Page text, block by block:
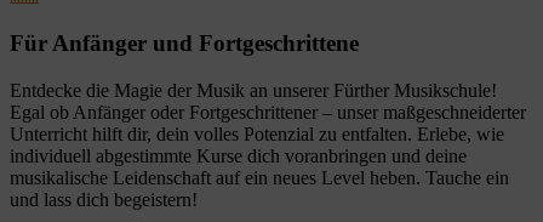
Für Anfänger und Fortgeschrittene
Entdecke die Magie der Musik an unserer Fürther Musikschule!
Egal ob Anfänger oder Fortgeschrittener – unser maßgeschneiderter
Unterricht hilft dir, dein volles Potenzial zu entfalten. Erlebe, wie
individuell abgestimmte Kurse dich voranbringen und deine
musikalische Leidenschaft auf ein neues Level heben. Tauche ein
und lass dich begeistern!